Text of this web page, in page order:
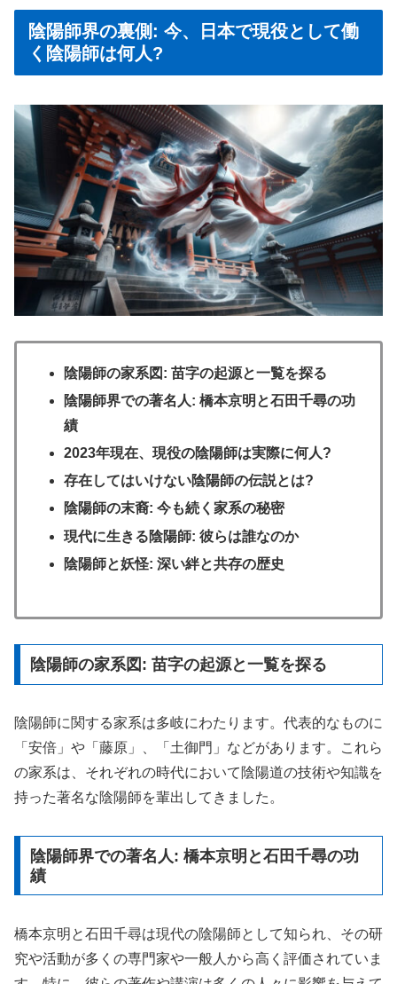
陰陽師界の裏側: 今、日本で現役として働
く陰陽師は何人?
陰陽師の家系図: 苗字の起源と一覧を探る
陰陽師界での著名人: 橋本京明と石田千尋の功
績
2023年現在、現役の陰陽師は実際に何人?
存在してはいけない陰陽師の伝説とは?
陰陽師の末裔: 今も続く家系の秘密
現代に生きる陰陽師: 彼らは誰なのか
陰陽師と妖怪: 深い絆と共存の歴史
陰陽師の家系図: 苗字の起源と一覧を探る
陰陽師に関する家系は多岐にわたります。代表的なものに
「安倍」や「藤原」、「土御門」などがあります。これら
の家系は、それぞれの時代において陰陽道の技術や知識を
持った著名な陰陽師を輩出してきました。
陰陽師界での著名人: 橋本京明と石田千尋の功
績
橋本京明と石田千尋は現代の陰陽師として知られ、その研
究や活動が多くの専門家や一般人から高く評価されていま